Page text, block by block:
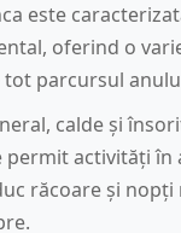
este
oferind o
tot parcursul
calde și
activități în
răcoare și nopți